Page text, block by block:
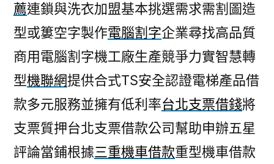
薦連鎖與洗衣加盟基本挑選需求需割圖造
型或簍空字製作電腦割字企業尋找高品質
商用電腦割字機工廠生產競爭力實智慧轉
型機聯網提供合式TS安全認證電梯產品借
款多元服務並擁有低利率台北支票借錢將
支票質押台北支票借款公司幫助申辦五星
評論當鋪根據三重機車借款重型機車借款